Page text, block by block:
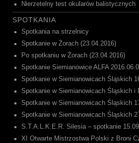
Nierzetelny test okularów balistycznych
SPOTKANIA
Spotkania na strzelnicy
Spotkanie w Żorach (23.04.2016)
Po spotkaniu w Żorach (23.04.2016)
Spotkanie Siemianowice ALFA
Spotkanie w Siemianowicach Śląskich
Spotkanie w Siemianowicach Śląskich i
Spotkanie w Siemianowicach Śląskich
Spotkanie w Siemianowicach Śląskich
S.T.A.L.K.E.R. Silesia – spotkanie
XI Otwarte Mistrzostwa Polski z Broni